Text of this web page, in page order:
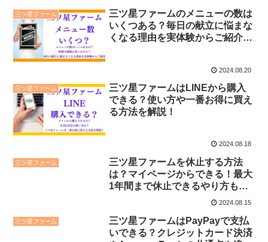
三ツ星ファーム
三ツ星ファームのメニューの数は
いくつある？毎日の献立に悩まな
くなる理由を実体験からご紹介し
2024.08.20
三ツ星ファーム
三ツ星ファームはLINEから購入
できる？使い方や一番お得に買え
る方法を解説！
2024.08.18
三ツ星ファーム
三ツ星ファームを休止する方法
は？マイページからできる！最大
1年間まで休止できるやり方も解
2024.08.15
三ツ星ファーム
三ツ星ファームはPayPayで支払
いできる？クレジットカード決済